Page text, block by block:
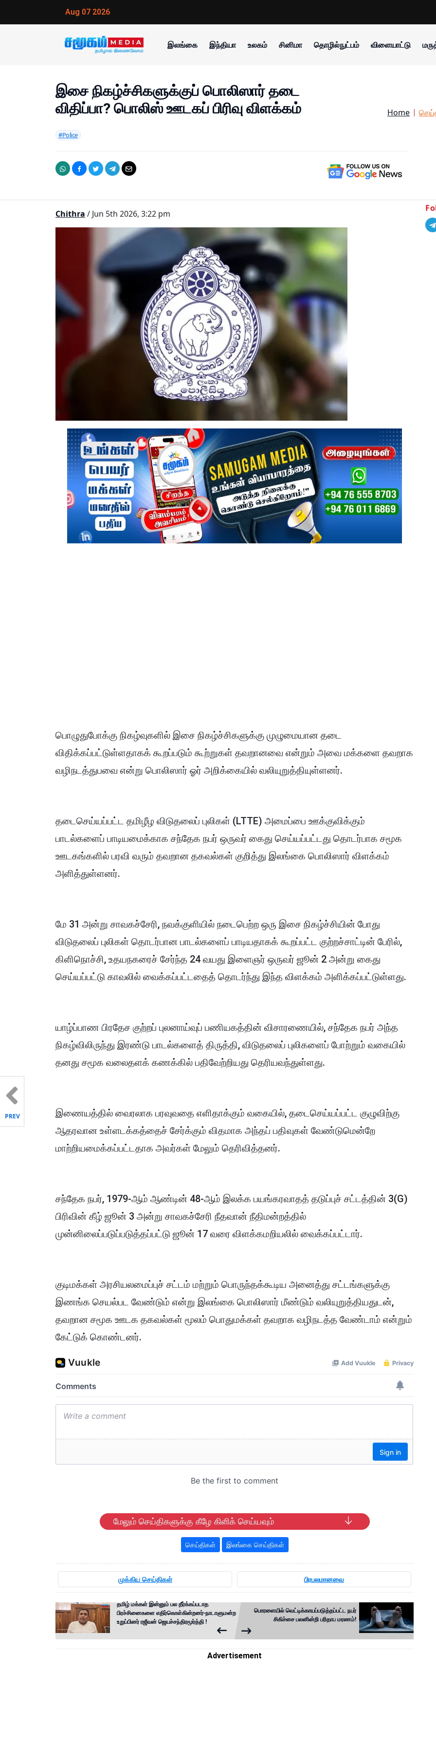
Aug 07 2026
இலங்கை இந்தியா உலகம் சினிமா தொழில்நுட்பம் விளையாட்டு
இசை நிகழ்ச்சிகளுக்குப் பொலிஸார் தடை
விதிப்பா? பொலிஸ் ஊடகப் பிரிவு விளக்கம்
#Police
Home
Chithra / Jun 5th 2026, 3:22 pm
பொழுதுபோக்கு நிகழ்வுகளில் இசை நிகழ்ச்சிகளுக்கு முழுமையான தடை
விதிக்கப்பட்டுள்ளதாகக் கூறப்படும் கூற்றுகள் தவறானவை என்றும் அவை மக்களை தவறாக
வழிநடத்துபவை என்று பொலிஸார் ஓர் அறிக்கையில் வலியுறுத்தியுள்ளனர்.
தடைசெய்யப்பட்ட தமிழீழ விடுதலைப் புலிகள் (LTTE) அமைப்பை ஊக்குவிக்கும்
பாடல்களைப் பாடியமைக்காக சந்தேக நபர் ஒருவர் கைது செய்யப்பட்டது தொடர்பாக சமூக
ஊடகங்களில் பரவி வரும் தவறான தகவல்கள் குறித்து இலங்கை பொலிஸார் விளக்கம்
அளித்துள்ளனர்.
மே 31 அன்று சாவகச்சேரி, நவக்குளியில் நடைபெற்ற ஒரு இசை நிகழ்ச்சியின் போது
விடுதலைப் புலிகள் தொடர்பான பாடல்களைப் பாடியதாகக் கூறப்பட்ட குற்றச்சாட்டின் பேரில்,
கிளிநொச்சி, உதயநகரைச் சேர்ந்த 24 வயது இளைஞர் ஒருவர் ஜூன் 2 அன்று கைது
செய்யப்பட்டு காவலில் வைக்கப்பட்டதைத் தொடர்ந்து இந்த விளக்கம் அளிக்கப்பட்டுள்ளது.
யாழ்ப்பாண பிரதேச குற்றப் புலனாய்வுப் பணியகத்தின் விசாரணையில், சந்தேக நபர் அந்த
நிகழ்விலிருந்து இரண்டு பாடல்களைத் திருத்தி, விடுதலைப் புலிகளைப் போற்றும் வகையில்
தனது சமூக வலைதளக் கணக்கில் பதிவேற்றியது தெரியவந்துள்ளது.
இணையத்தில் வைரலாக பரவுவதை எளிதாக்கும் வகையில், தடைசெய்யப்பட்ட குழுவிற்கு
ஆதரவான உள்ளடக்கத்தைச் சேர்க்கும் விதமாக அந்தப் பதிவுகள் வேண்டுமென்றே
மாற்றியமைக்கப்பட்டதாக அவர்கள் மேலும் தெரிவித்தனர்.
சந்தேக நபர், 1979-ஆம் ஆண்டின் 48-ஆம் இலக்க பயங்கரவாதத் தடுப்புச் சட்டத்தின் 3(G)
பிரிவின் கீழ் ஜூன் 3 அன்று சாவகச்சேரி நீதவான் நீதிமன்றத்தில்
முன்னிலைப்படுப்படுத்தப்பட்டு ஜூன் 17 வரை விளக்கமறியலில் வைக்கப்பட்டார்.
குடிமக்கள் அரசியலமைப்புச் சட்டம் மற்றும் பொருந்தக்கூடிய அனைத்து சட்டங்களுக்கு
இணங்க செயல்பட வேண்டும் என்று இலங்கை பொலிஸார் மீண்டும் வலியுறுத்தியதுடன்,
தவறான சமூக ஊடக தகவல்கள் மூலம் பொதுமக்கள் தவறாக வழிநடத்த வேண்டாம் என்றும்
கேட்டுக் கொண்டனர்.
மேலும் செய்திகளுக்கு கீழே கிளிக் செய்யவும்
செய்திகள் இலங்கை செய்திகள்
முக்கிய செய்திகள் பிரபலமானவை
தமிழ் மக்கள் இன்னும் பல தீர்க்கப்படாத
பிரச்சினைகளை எதிர்கொள்கின்றனர்-நாடாளுமன்ற
உறுப்பினர் ரஜீவன் ஜெயச்சந்திரமூர்த்தி !
பொரளையில் வெட்டிக்காயப்படுத்தப்பட்ட நபர்
சிகிச்சை பலனின்றி பரிதாப மரணம்!
PREV
Advertisement